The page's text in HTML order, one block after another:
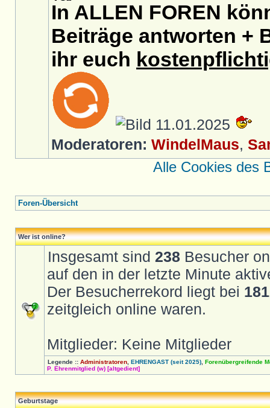
In ALLEN FOREN
Beiträge antworten +
ihr euch
11.01.2025
Moderatoren: WindelMaus,
Alle Cookies des
Foren-Übersicht
Wer ist online?
Insgesamt sind 238 Besucher
auf den in der letzte Minute
Der Besucherrekord liegt bei
zeitgleich online waren.
Mitglieder: Keine Mitglieder
Legende :: Administratoren EHRENGAST (seit 2025) Forenübergreifende
P. Ehrenmitglied (w) [altgedient]
Geburtstage